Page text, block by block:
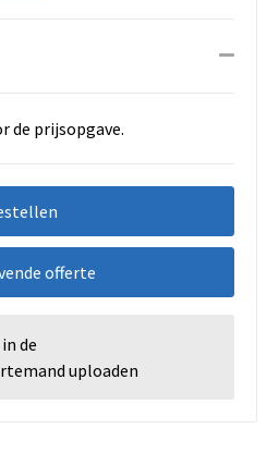
de prijsopgave.
offerte
de
uploaden